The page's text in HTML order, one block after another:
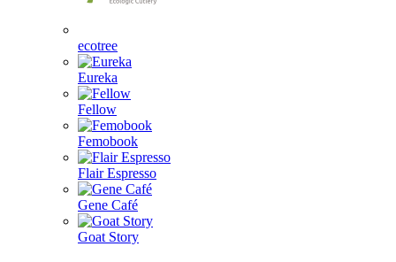
ecotree
Eureka
Fellow
Femobook
Flair Espresso
Gene Café
Goat Story